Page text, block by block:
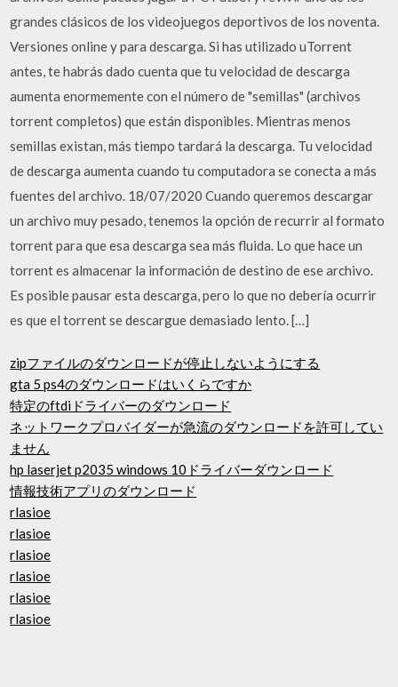
grandes clásicos de los videojuegos deportivos de los noventa.
Versiones online y para descarga. Si has utilizado uTorrent
antes, te habrás dado cuenta que tu velocidad de descarga
aumenta enormemente con el número de "semillas" (archivos
torrent completos) que están disponibles. Mientras menos
semillas existan, más tiempo tardará la descarga. Tu velocidad
de descarga aumenta cuando tu computadora se conecta a más
fuentes del archivo. 18/07/2020 Cuando queremos descargar
un archivo muy pesado, tenemos la opción de recurrir al formato
torrent para que esa descarga sea más fluida. Lo que hace un
torrent es almacenar la información de destino de ese archivo.
Es posible pausar esta descarga, pero lo que no debería ocurrir
es que el torrent se descargue demasiado lento. […]
zipファイルのダウンロードが停止しないようにする
gta 5 ps4のダウンロードはいくらですか
特定のftdiドライバーのダウンロード
ネットワークプロバイダーが急流のダウンロードを許可してい
ません
hp laserjet p2035 windows 10ドライバーダウンロード
情報技術アプリのダウンロード
rlasioe
rlasioe
rlasioe
rlasioe
rlasioe
rlasioe